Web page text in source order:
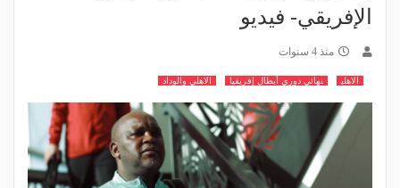
الإفريقي- فيديو
منذ 4 سنوات
الاهلي نهائي دوري أبطال إفريقيا الاهلي والوداد